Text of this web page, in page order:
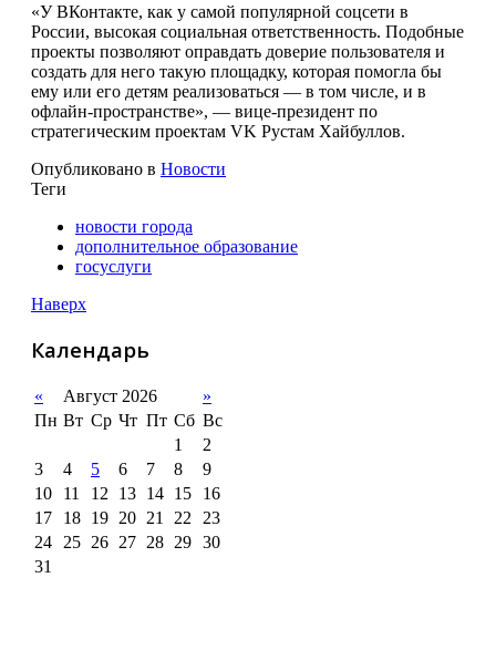
«У ВКонтакте, как у самой популярной соцсети в
России, высокая социальная ответственность. Подобные
проекты позволяют оправдать доверие пользователя и
создать для него такую площадку, которая помогла бы
ему или его детям реализоваться — в том числе, и в
офлайн-пространстве», — вице-президент по
стратегическим проектам VK Рустам Хайбуллов.
Опубликовано в Новости
Теги
новости города
дополнительное образование
госуслуги
Наверх
Календарь
« Август 2026
»
Пн Вт Ср Чт Пт Сб Вс
1
2
3
4 5 6 7 8
9
10
11 12 13 14 15
16
17
18 19 20 21 22
23
24
25 26 27 28 29 30
31